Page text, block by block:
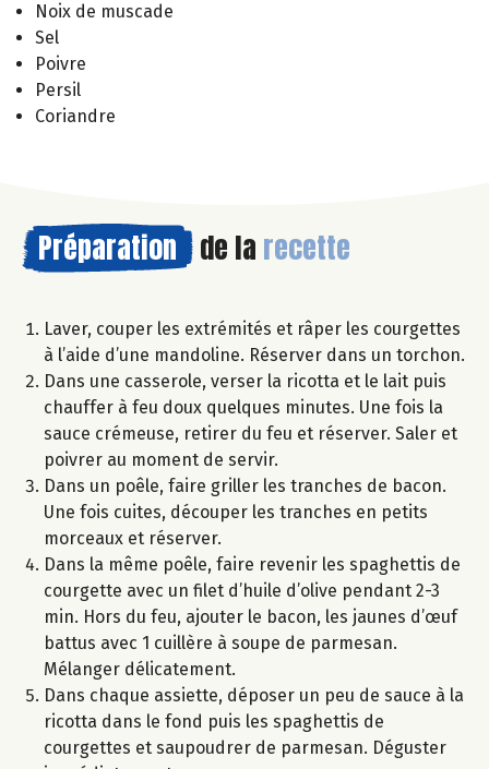
Noix de muscade
Sel
Poivre
Persil
Coriandre
Préparation de la recette
Laver, couper les extrémités et râper les courgettes
à l’aide d’une mandoline. Réserver dans un torchon.
Dans une casserole, verser la ricotta et le lait puis
chauffer à feu doux quelques minutes. Une fois la
sauce crémeuse, retirer du feu et réserver. Saler et
poivrer au moment de servir.
Dans un poêle, faire griller les tranches de bacon.
Une fois cuites, découper les tranches en petits
morceaux et réserver.
Dans la même poêle, faire revenir les spaghettis de
courgette avec un filet d’huile d’olive pendant 2-3
min. Hors du feu, ajouter le bacon, les jaunes d’œuf
battus avec 1 cuillère à soupe de parmesan.
Mélanger délicatement.
Dans chaque assiette, déposer un peu de sauce à la
ricotta dans le fond puis les spaghettis de
courgettes et saupoudrer de parmesan. Déguster